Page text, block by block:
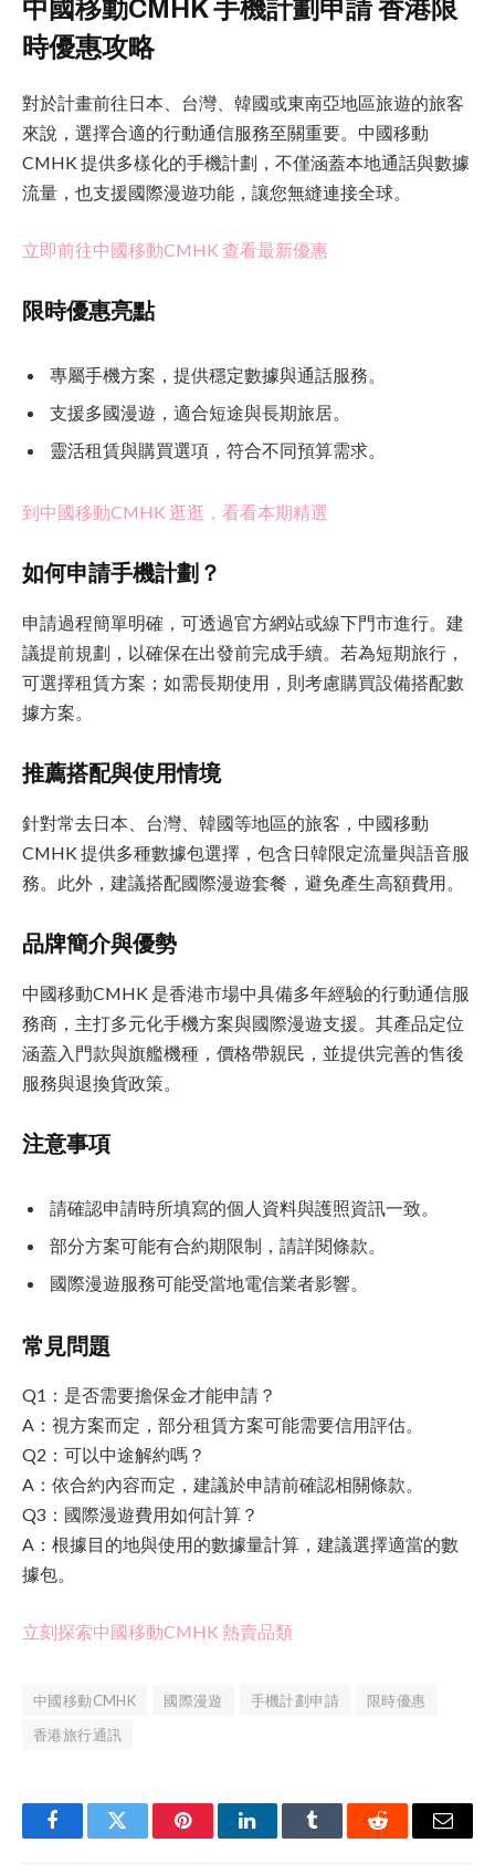
中國移動CMHK 手機計劃申請 香港限
時優惠攻略
對於計畫前往日本、台灣、韓國或東南亞地區旅遊的旅客
來說，選擇合適的行動通信服務至關重要。中國移動
CMHK 提供多樣化的手機計劃，不僅涵蓋本地通話與數據
流量，也支援國際漫遊功能，讓您無縫連接全球。
立即前往中國移動CMHK 查看最新優惠
限時優惠亮點
專屬手機方案，提供穩定數據與通話服務。
支援多國漫遊，適合短途與長期旅居。
靈活租賃與購買選項，符合不同預算需求。
到中國移動CMHK 逛逛，看看本期精選
如何申請手機計劃？
申請過程簡單明確，可透過官方網站或線下門市進行。建
議提前規劃，以確保在出發前完成手續。若為短期旅行，
可選擇租賃方案；如需長期使用，則考慮購買設備搭配數
據方案。
推薦搭配與使用情境
針對常去日本、台灣、韓國等地區的旅客，中國移動
CMHK 提供多種數據包選擇，包含日韓限定流量與語音服
務。此外，建議搭配國際漫遊套餐，避免產生高額費用。
品牌簡介與優勢
中國移動CMHK 是香港市場中具備多年經驗的行動通信服
務商，主打多元化手機方案與國際漫遊支援。其產品定位
涵蓋入門款與旗艦機種，價格帶親民，並提供完善的售後
服務與退換貨政策。
注意事項
請確認申請時所填寫的個人資料與護照資訊一致。
部分方案可能有合約期限制，請詳閱條款。
國際漫遊服務可能受當地電信業者影響。
常見問題
Q1：是否需要擔保金才能申請？
A：視方案而定，部分租賃方案可能需要信用評估。
Q2：可以中途解約嗎？
A：依合約內容而定，建議於申請前確認相關條款。
Q3：國際漫遊費用如何計算？
A：根據目的地與使用的數據量計算，建議選擇適當的數
據包。
立刻探索中國移動CMHK 熱賣品類
中國移動CMHK 國際漫遊 手機計劃申請
限時優惠
香港旅行通訊
FacebookTwitter PinterestLinkedInTumblr Reddit Email